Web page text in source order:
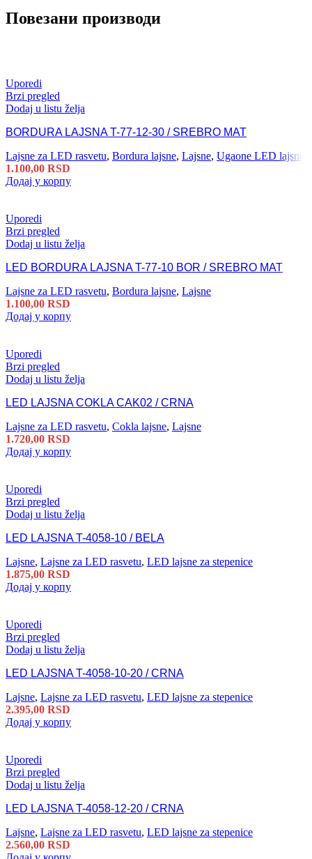
Повезани производи
Uporedi
Brzi pregled
Dodaj u listu želja
BORDURA LAJSNA T-77-12-30 / SREBRO MAT
Lajsne za LED rasvetu, Bordura lajsne, Lajsne, Ugaone LED lajsne
1.100,00 RSD
Додај у корпу
Uporedi
Brzi pregled
Dodaj u listu želja
LED BORDURA LAJSNA T-77-10 BOR / SREBRO MAT
Lajsne za LED rasvetu, Bordura lajsne, Lajsne
1.100,00 RSD
Додај у корпу
Uporedi
Brzi pregled
Dodaj u listu želja
LED LAJSNA COKLA CAK02 / CRNA
Lajsne za LED rasvetu, Cokla lajsne, Lajsne
1.720,00 RSD
Додај у корпу
Uporedi
Brzi pregled
Dodaj u listu želja
LED LAJSNA T-4058-10 / BELA
Lajsne, Lajsne za LED rasvetu, LED lajsne za stepenice
1.875,00 RSD
Додај у корпу
Uporedi
Brzi pregled
Dodaj u listu želja
LED LAJSNA T-4058-10-20 / CRNA
Lajsne, Lajsne za LED rasvetu, LED lajsne za stepenice
2.395,00 RSD
Додај у корпу
Uporedi
Brzi pregled
Dodaj u listu želja
LED LAJSNA T-4058-12-20 / CRNA
Lajsne, Lajsne za LED rasvetu, LED lajsne za stepenice
2.560,00 RSD